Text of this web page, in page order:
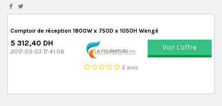
Comptoir de réception 1800W x 750D x 1050H Wengé
5 312,40 DH
2017-03-03 17:41:06
2 avis
Voir L'offre